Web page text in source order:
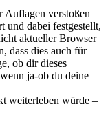
Auflagen verstoßen
und dabei festgestellt,
aktueller Browser
dass dies auch für
ob dir dieses
ja-ob du deine
weiterleben würde –